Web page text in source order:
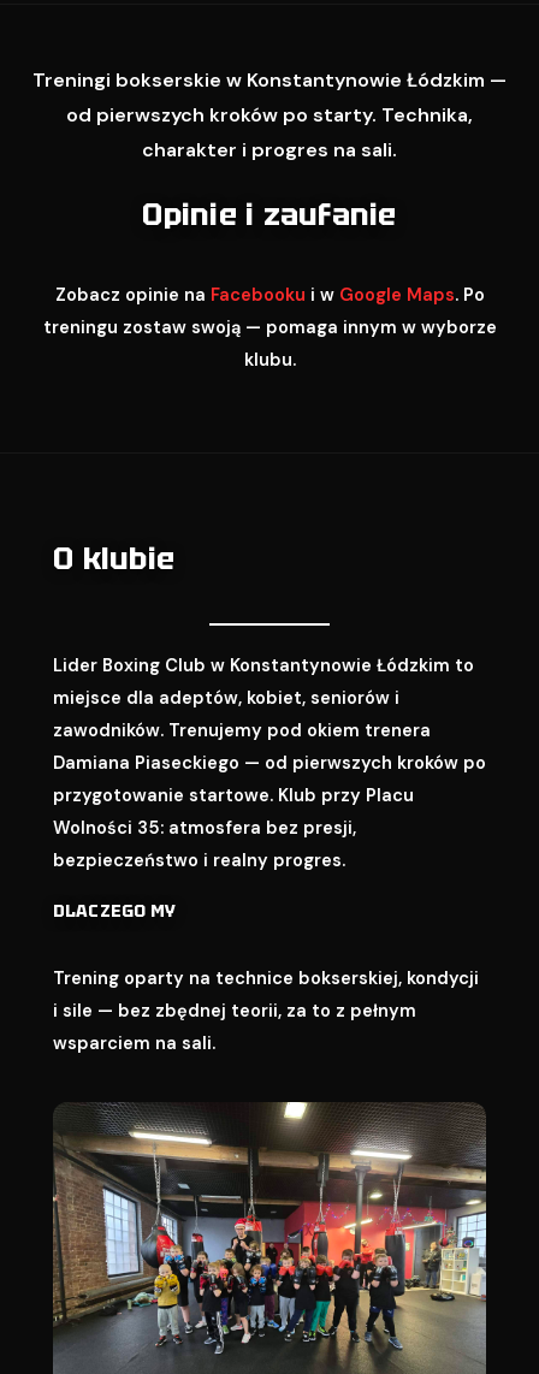
Treningi bokserskie w Konstantynowie Łódzkim —
od pierwszych kroków po starty. Technika,
charakter i progres na sali.
Opinie i zaufanie
Zobacz opinie na Facebooku i w Google Maps. Po
treningu zostaw swoją — pomaga innym w wyborze
klubu.
O klubie
Lider Boxing Club w Konstantynowie Łódzkim to
miejsce dla adeptów, kobiet, seniorów i
zawodników. Trenujemy pod okiem trenera
Damiana Piaseckiego — od pierwszych kroków po
przygotowanie startowe. Klub przy Placu
Wolności 35: atmosfera bez presji,
bezpieczeństwo i realny progres.
DLACZEGO MY
Trening oparty na technice bokserskiej, kondycji
i sile — bez zbędnej teorii, za to z pełnym
wsparciem na sali.